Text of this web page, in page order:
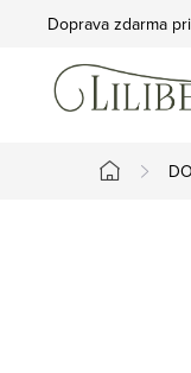
Doprava zdarma
Domov